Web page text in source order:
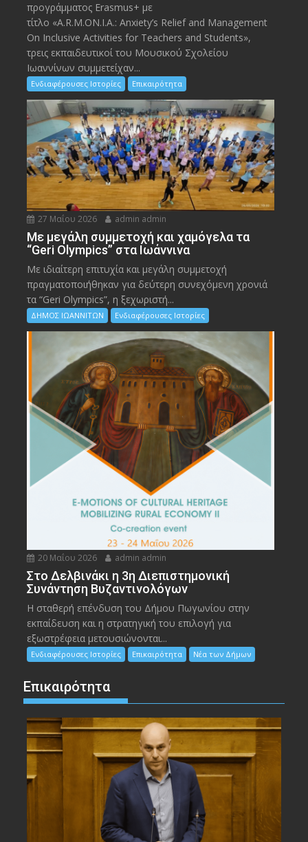
προγράμματος Erasmus+ με
τίτλο «A.R.M.ON.I.A.: Anxiety’s Relief and Management
On Inclusive Activities for Teachers and Students»,
τρεις εκπαιδευτικοί του Μουσικού Σχολείου
Ιωαννίνων συμμετείχαν...
Ενδιαφέρουσες Ιστορίες Επικαιρότητα
27 Μαΐου 2026 admin admin
Με μεγάλη συμμετοχή και χαμόγελα τα
“Geri Olympics” στα Ιωάννινα
Με ιδιαίτερη επιτυχία και μεγάλη συμμετοχή
πραγματοποιήθηκαν για δεύτερη συνεχόμενη χρονιά
τα “Geri Olympics”, η ξεχωριστή...
ΔΗΜΟΣ ΙΩΑΝΝΙΤΩΝ Ενδιαφέρουσες Ιστορίες
20 Μαΐου 2026 admin admin
Στο Δελβινάκι η 3η Διεπιστημονική
Συνάντηση Βυζαντινολόγων
Η σταθερή επένδυση του Δήμου Πωγωνίου στην
εκπαίδευση και η στρατηγική του επιλογή για
εξωστρέφεια μετουσιώνονται...
Ενδιαφέρουσες Ιστορίες Επικαιρότητα Νέα των Δήμων
Επικαιρότητα